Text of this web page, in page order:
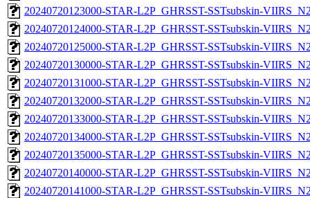
20240720123000-STAR-L2P_GHRSST-SSTsubskin-
20240720124000-STAR-L2P_GHRSST-SSTsubskin-
20240720125000-STAR-L2P_GHRSST-SSTsubskin-
20240720130000-STAR-L2P_GHRSST-SSTsubskin-
20240720131000-STAR-L2P_GHRSST-SSTsubskin-
20240720132000-STAR-L2P_GHRSST-SSTsubskin-
20240720133000-STAR-L2P_GHRSST-SSTsubskin-
20240720134000-STAR-L2P_GHRSST-SSTsubskin-
20240720135000-STAR-L2P_GHRSST-SSTsubskin-
20240720140000-STAR-L2P_GHRSST-SSTsubskin-
20240720141000-STAR-L2P_GHRSST-SSTsubskin-